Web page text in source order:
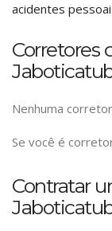
acidentes
Corretores
Nenhuma
Se você é
Contratar